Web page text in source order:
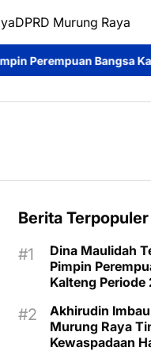
DPRD Murung Raya
Kalteng Periode
Berita Terpopuler
Dina Maulidah
Pimpin
Kalteng Periode
Akhirudin
Murung Raya
Kewaspadaan